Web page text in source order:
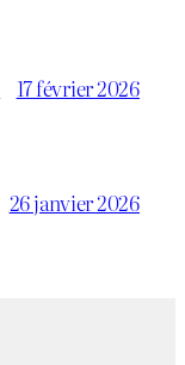
17 février 2026
26 janvier 2026